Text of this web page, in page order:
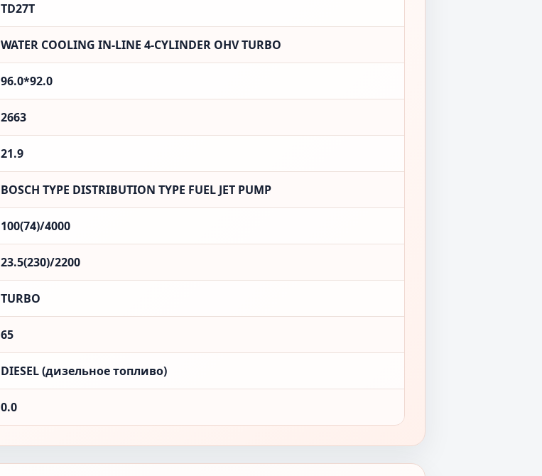
TD27T
WATER COOLING IN-LINE 4-CYLINDER OHV TURBO
96.0*92.0
2663
21.9
BOSCH TYPE DISTRIBUTION TYPE FUEL JET PUMP
100(74)/4000
23.5(230)/2200
TURBO
65
DIESEL (дизельное топливо)
0.0